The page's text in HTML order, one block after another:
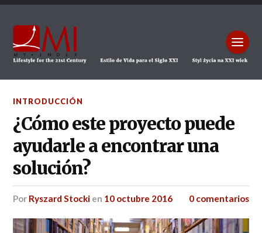
INTRODUCCIÓN
¿Cómo este proyecto puede
ayudarle a encontrar una
solución?
por Ryszard Stocki en 10 octubre 2016 0 comentarios